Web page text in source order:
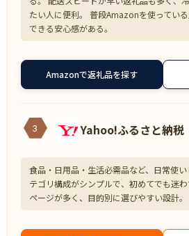
たい人に便利。 普段Amazonを使ってい
できる安心感がある。
Amazonで返礼品を探す
3 Yahoo!ふるさと納税
食品・日用品・生活必需品など、日常使
テゴリ構成がシンプルで、初めてでも迷
ページが多く、目的別に選びやすい設計。